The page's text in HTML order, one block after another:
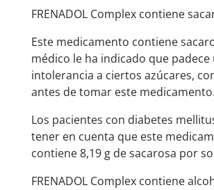
FRENADOL Complex contiene
Este medicamento contiene
médico le ha indicado que padece
intolerancia a ciertos azúcares,
antes de tomar este medicamento.
Los pacientes con diabetes
tener en cuenta que este
contiene 8,19 g de sacarosa por
FRENADOL Complex contiene